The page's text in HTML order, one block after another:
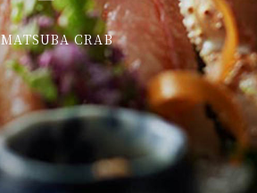
MATSUBA CRAB